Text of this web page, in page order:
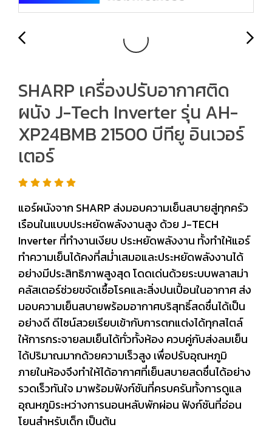
SHARP เครื่องปรับอากาศติด
ผนัง J-Tech Inverter รุ่น AH-
XP24BMB 21500 บีทียู อินเวอร์
เตอร์
แอร์ผนังจาก SHARP ส่งมอบความเย็นสบายสู่ทุกครัว
เรือนในแบบประหยัดพลังงานสูง ด้วย J-TECH
Inverter ที่ทำงานเงียบ ประหยัดพลังงาน ทั้งทำให้แอร์
ทำความเย็นได้คงที่สม่ำเสมอและประหยัดพลังงานได้
อย่างมีประสิทธิภาพสูงสุด โดดเด่นด้วยระบบพลาสม่า
คลัสเตอร์ช่วยขจัดเชื้อโรคและสิ่งปนเปื้อนในอากาศ ส่ง
มอบความเย็นสบายพร้อมอากาศบริสุทธิ์สดชื่นได้เป็น
อย่างดี ดีไซน์สวยเรียบเข้ากับการตกแต่งได้ทุกสไตล์
ให้การกระจายลมเย็นได้ทั่วทั้งห้อง ควบคู่กับส่งลมเย็น
ได้ปริมาณมากด้วยความเร็วสูง เพื่อปรับอุณหภูมิ
ภายในห้องจึงทำให้ได้อากาศที่เย็นสบายสดชื่นได้อย่าง
รวดเร็วทันใจ มาพร้อมฟังก์ชันที่ครบครันทั้งการดูแล
อุณหภูมิระหว่างการนอนหลับพักผ่อน ฟังก์ชันที่อ่อน
โยนสำหรับเด็ก เป็นต้น